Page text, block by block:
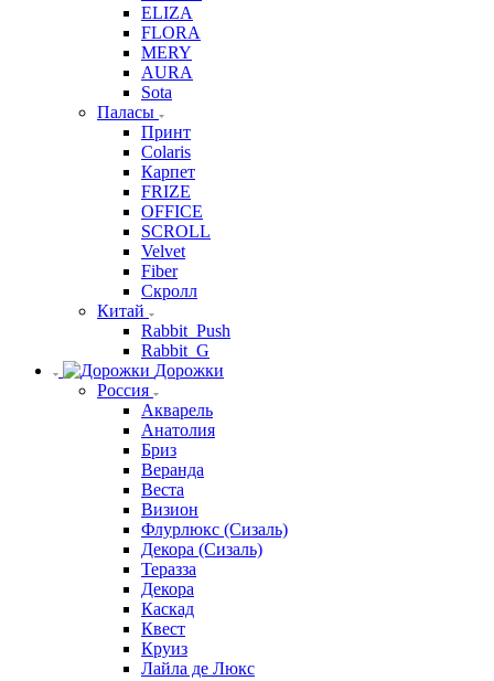
ELIZA
FLORA
MERY
AURA
Sota
Паласы
Принт
Colaris
Карпет
FRIZE
OFFICE
SCROLL
Velvet
Fiber
Скролл
Китай
Rabbit_Push
Rabbit_G
Дорожки
Россия
Акварель
Анатолия
Бриз
Веранда
Веста
Визион
Флурлюкс (Сизаль)
Декора (Сизаль)
Теразза
Декора
Каскад
Квест
Круиз
Лайла де Люкс